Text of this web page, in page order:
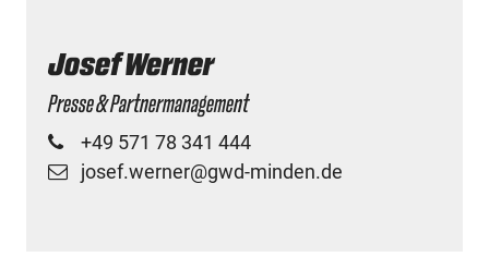
Josef Werner
Presse & Partnermanagement
+49 571 78 341 444
josef.werner@gwd-minden.de